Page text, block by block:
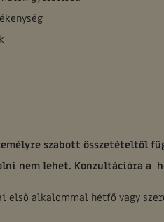
szabott összetételtől
nem lehet. Konzultációra a
első alkalommal hétfő vagy